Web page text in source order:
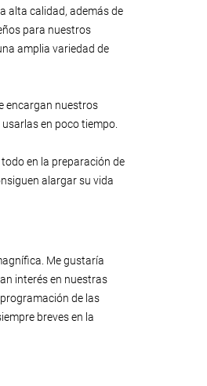
alta calidad, además de
para nuestros
amplia variedad de
encargan nuestros
en poco tiempo.
en la preparación de
alargar su vida
Me gustaría
interés en nuestras
de las
breves en la